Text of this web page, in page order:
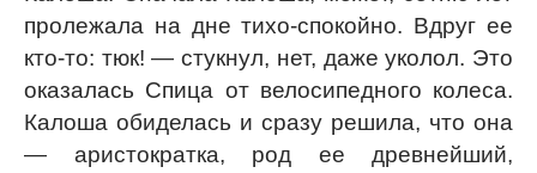
пролежала на дне тихо-спокойно. Вдруг ее
кто-то: тюк! — стукнул, нет, даже уколол. Это
оказалась Спица от велосипедного колеса.
Калоша обиделась и сразу решила, что она
— аристократка, род ее древнейший,